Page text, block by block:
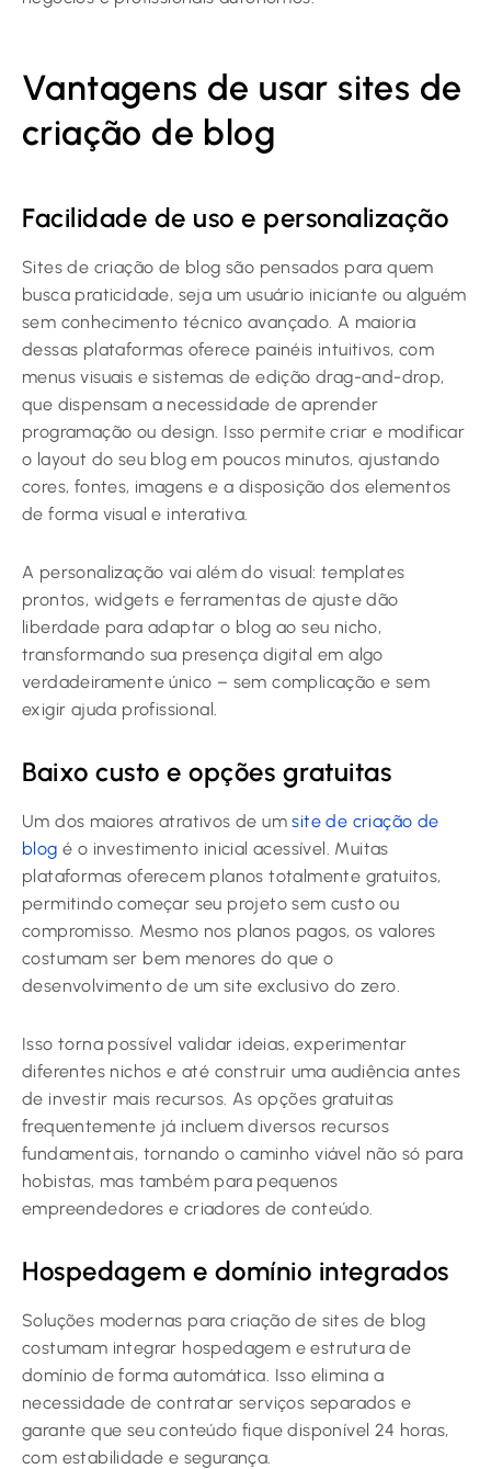
Vantagens de usar sites de
criação de blog
Facilidade de uso e personalização
Sites de criação de blog são pensados para quem
busca praticidade, seja um usuário iniciante ou alguém
sem conhecimento técnico avançado. A maioria
dessas plataformas oferece painéis intuitivos, com
menus visuais e sistemas de edição drag-and-drop,
que dispensam a necessidade de aprender
programação ou design. Isso permite criar e modificar
o layout do seu blog em poucos minutos, ajustando
cores, fontes, imagens e a disposição dos elementos
de forma visual e interativa.
A personalização vai além do visual: templates
prontos, widgets e ferramentas de ajuste dão
liberdade para adaptar o blog ao seu nicho,
transformando sua presença digital em algo
verdadeiramente único – sem complicação e sem
exigir ajuda profissional.
Baixo custo e opções gratuitas
Um dos maiores atrativos de umsite de criação de
blog é o investimento inicial acessível. Muitas
plataformas oferecem planos totalmente gratuitos,
permitindo começar seu projeto sem custo ou
compromisso. Mesmo nos planos pagos, os valores
costumam ser bem menores do que o
desenvolvimento de um site exclusivo do zero.
Isso torna possível validar ideias, experimentar
diferentes nichos e até construir uma audiência antes
de investir mais recursos. As opções gratuitas
frequentemente já incluem diversos recursos
fundamentais, tornando o caminho viável não só para
hobistas, mas também para pequenos
empreendedores e criadores de conteúdo.
Hospedagem e domínio integrados
Soluções modernas para criação de sites de blog
costumam integrar hospedagem e estrutura de
domínio de forma automática. Isso elimina a
necessidade de contratar serviços separados e
garante que seu conteúdo fique disponível 24 horas,
com estabilidade e segurança.